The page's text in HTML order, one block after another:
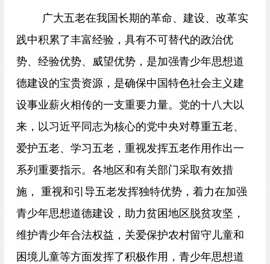
广大五老在我国长期的革命、建设、改革实
践中积累了丰富经验，具有不可替代的政治优
势、经验优势、威望优势，是加强青少年思想道
德建设的宝贵资源，是确保中国特色社会主义建
设事业薪火相传的一支重要力量。党的十八大以
来，以习近平同志为核心的党中央对尊重五老、
爱护五老、学习五老，重视发挥五老作用作出一
系列重要指示。各地区和有关部门采取有效措
施， 重视和引导五老发挥独特优势，着力在加强
青少年思想道德建设，助力贫困地区脱贫攻坚，
维护青少年合法权益，关爱保护农村留守儿童和
困境儿童等方面发挥了积极作用，青少年思想道